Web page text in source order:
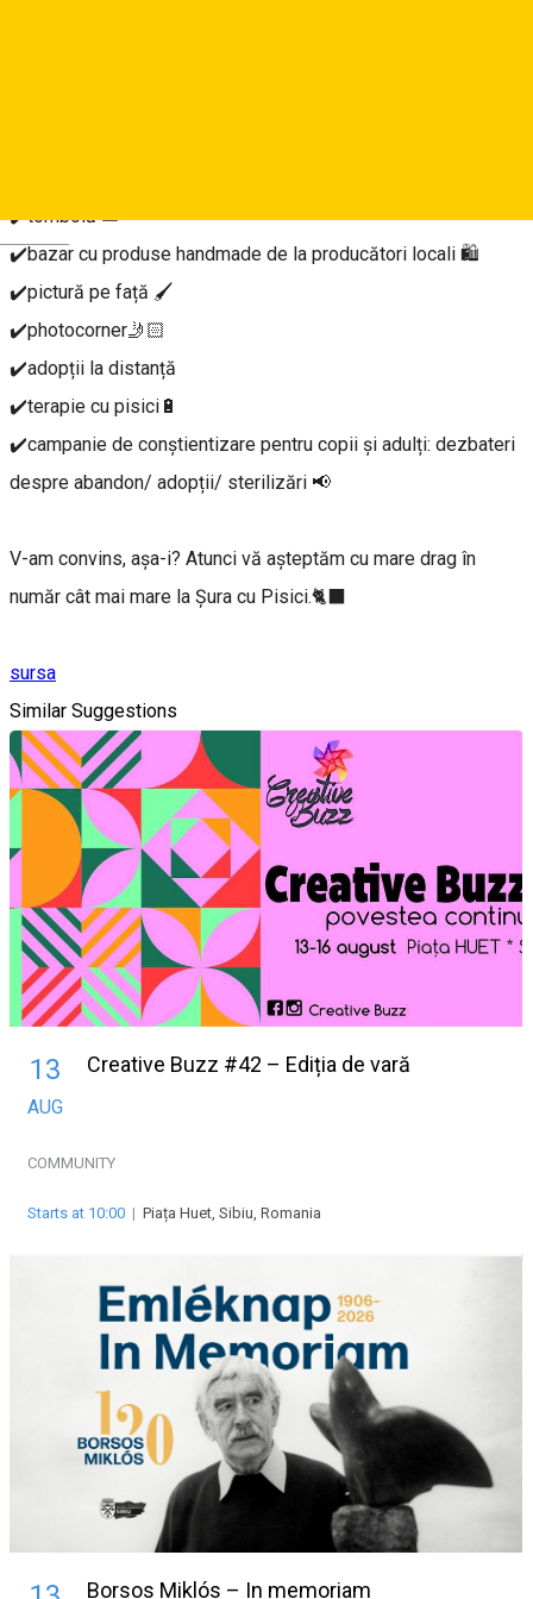
✔️tombolă 🎟️
✔️bazar cu produse handmade de la producători locali 🛍️
✔️pictură pe față 🖌️
✔️photocorner🤳🏻
✔️adopții la distanță
✔️terapie cu pisici🔋
✔️campanie de conștientizare pentru copii și adulți: dezbateri
despre abandon/ adopții/ sterilizări 📢
V-am convins, așa-i? Atunci vă așteptăm cu mare drag în
număr cât mai mare la Șura cu Pisici.🐈‍⬛
sursa
Similar Suggestions
13
AUG
Creative Buzz #42 – Ediția de vară
COMMUNITY
Starts at 10:00 | Piața Huet, Sibiu, Romania
Borsos Miklós – In memoriam